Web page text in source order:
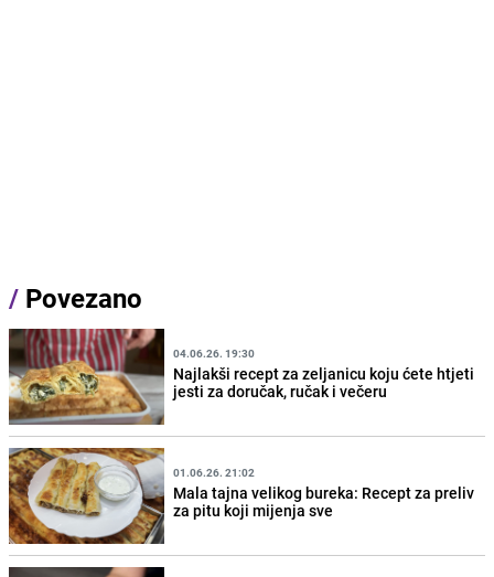
/ Povezano
04.06.26. 19:30
Najlakši recept za zeljanicu koju ćete htjeti
jesti za doručak, ručak i večeru
01.06.26. 21:02
Mala tajna velikog bureka: Recept za preliv
za pitu koji mijenja sve